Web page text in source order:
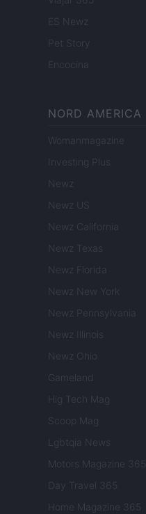
ES Newz
Pet Story
Encocina
NORD AMERICA
Womanmagazine
Investing Plus
Newz
Newz US
Newz California
Newz Texas
Newz Florida
Newz New York
Newz Pennsylvania
Newz Illinois
Newz Ohio
Gameland
Hig Tech Mag
Scoop Mag
Lgbtqia News
Motors Magazine 365
Day Travel 365
Home Magazine 365